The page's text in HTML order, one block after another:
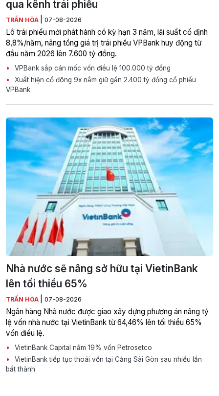
qua kênh trái phiếu
TRẦN HÒA 07-08-2026
Lô trái phiếu mới phát hành có kỳ hạn 3 năm, lãi suất cố định
8,8%/năm, nâng tổng giá trị trái phiếu VPBank huy động từ
đầu năm 2026 lên 7.600 tỷ đồng.
VPBank sắp cán mốc vốn điều lệ 100.000 tỷ đồng
Xuất hiện cổ đông 9x nắm giữ gần 2.400 tỷ đồng cổ phiếu
VPBank
Nhà nước sẽ nâng sở hữu tại VietinBank
lên tối thiểu 65%
TRẦN HÒA 07-08-2026
Ngân hàng Nhà nước được giao xây dựng phương án nâng tỷ
lệ vốn nhà nước tại VietinBank từ 64,46% lên tối thiểu 65%
vốn điều lệ.
VietinBank Capital nắm 19% vốn Petrosetco
VietinBank tiếp tục thoái vốn tại Cảng Sài Gòn sau nhiều lần
bất thành